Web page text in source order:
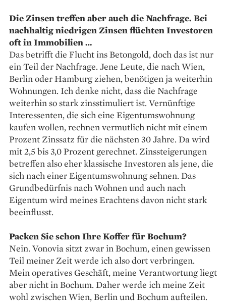
Die Zinsen treffen aber auch die Nachfrage. Bei
nachhaltig niedrigen Zinsen flüchten Investoren
oft in Immobilien …
Das betrifft die Flucht ins Betongold, doch das ist nur
ein Teil der Nachfrage. Jene Leute, die nach Wien,
Berlin oder Hamburg ziehen, benötigen ja weiterhin
Wohnungen. Ich denke nicht, dass die Nachfrage
weiterhin so stark zinsstimuliert ist. Vernünftige
Interessenten, die sich eine Eigentumswohnung
kaufen wollen, rechnen vermutlich nicht mit einem
Prozent Zinssatz für die nächsten 30 Jahre. Da wird
mit 2,5 bis 3,0 Prozent gerechnet. Zinssteigerungen
betreffen also eher klassische Investoren als jene, die
sich nach einer Eigentumswohnung sehnen. Das
Grundbedürfnis nach Wohnen und auch nach
Eigentum wird meines Erachtens davon nicht stark
beeinflusst.
Packen Sie schon Ihre Koffer für Bochum?
Nein. Vonovia sitzt zwar in Bochum, einen gewissen
Teil meiner Zeit werde ich also dort verbringen.
Mein operatives Geschäft, meine Verantwortung liegt
aber nicht in Bochum. Daher werde ich meine Zeit
wohl zwischen Wien, Berlin und Bochum aufteilen.